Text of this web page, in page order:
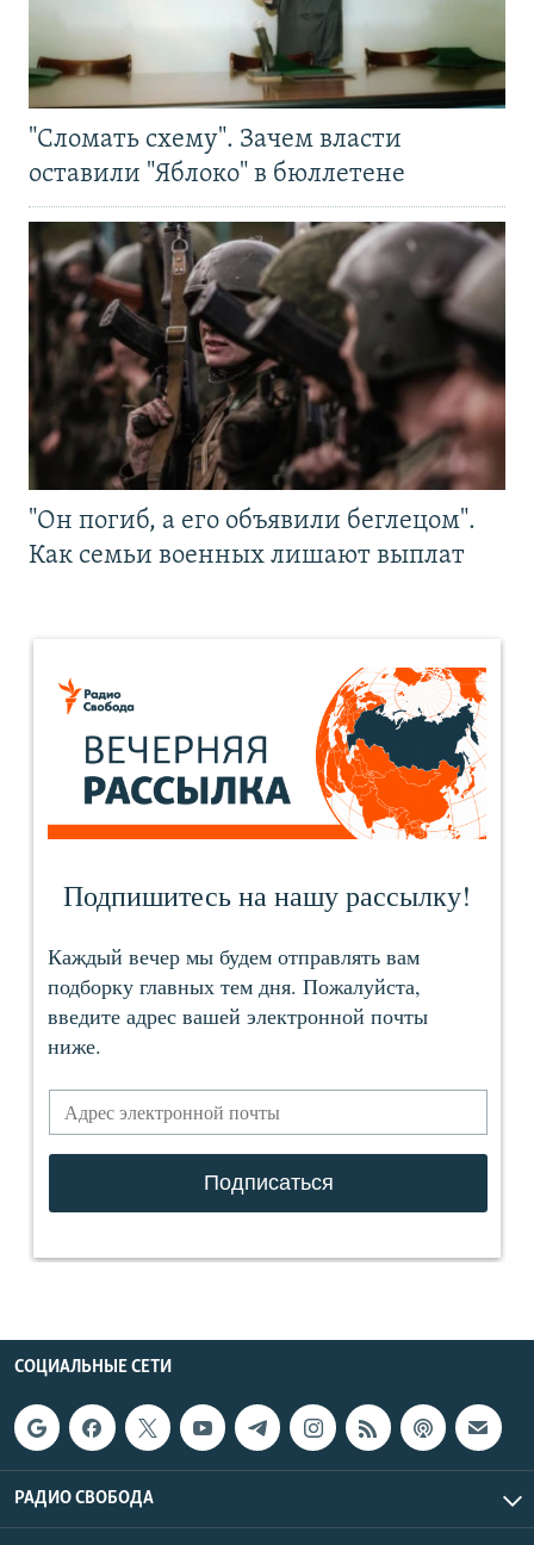
"Сломать схему". Зачем власти
оставили "Яблоко" в бюллетене
"Он погиб, а его объявили беглецом".
Как семьи военных лишают выплат
СОЦИАЛЬНЫЕ СЕТИ
РАДИО СВОБОДА